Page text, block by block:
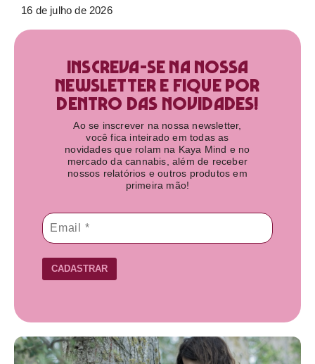
16 de julho de 2026
Inscreva-se na nossa
newsletter e fique por
dentro das novidades!​
Ao se inscrever na nossa newsletter,
você fica inteirado em todas as
novidades que rolam na Kaya Mind e no
mercado da cannabis, além de receber
nossos relatórios e outros produtos em
primeira mão!
CADASTRAR